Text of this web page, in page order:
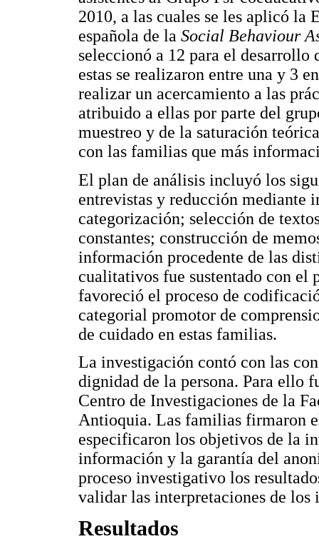
2010, a las cuales se les aplicó la
española de la Social Behaviour
seleccionó a 12 para el
estas se realizaron entre una y 3
realizar un acercamiento a las
atribuido a ellas por parte del
muestreo y de la saturación
con las familias que más
El plan de análisis incluyó los
entrevistas y reducción
categorización; selección de
constantes; construcción de
información procedente de las
cualitativos fue sustentado con el
favoreció el proceso de
categorial promotor de
de cuidado en estas familias.
La investigación contó con las
dignidad de la persona. Para ello
Centro de Investigaciones de la
Antioquia. Las familias firmaron
especificaron los objetivos de la
información y la garantía del
proceso investigativo los
validar las interpretaciones de los
Resultados